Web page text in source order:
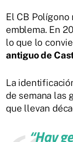
El CB Polígono
emblema. En
lo que lo
antiguo de
La
de semana las
que llevan
“Hay